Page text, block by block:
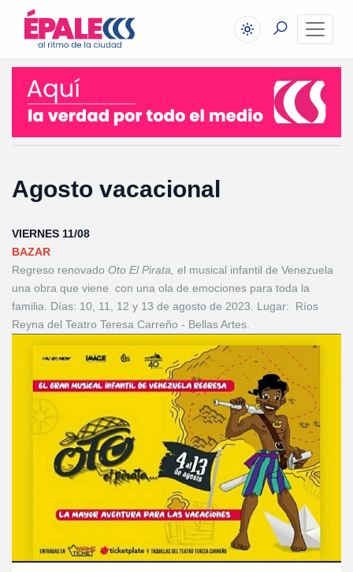
Agosto vacacional
VIERNES 11/08
BAZAR
Regreso renovado Oto El Pirata, el musical infantil de Venezuela
una obra que viene con una ola de emociones para toda la
familia. Días: 10, 11, 12 y 13 de agosto de 2023. Lugar: Ríos
Reyna del Teatro Teresa Carreño - Bellas Artes.